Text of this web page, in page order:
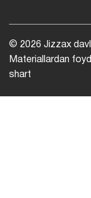
© 2026 Jizzax
Materiallardan
shart